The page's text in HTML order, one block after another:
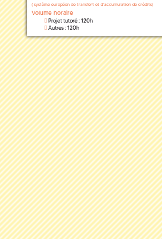
( système européen de transfert et d'accumulation de crédits)
Volume horaire
Projet tutoré : 120h
Autres : 120h